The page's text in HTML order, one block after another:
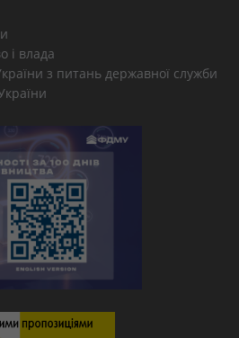
і влада
з питань державної служби